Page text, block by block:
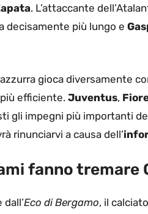
. L’attaccante
decisamente più lungo e
gioca diversamente
efficiente. Juventus,
gli impegni più importanti
rinunciarvi a causa dell’
fanno tremare
Eco di Bergamo, il